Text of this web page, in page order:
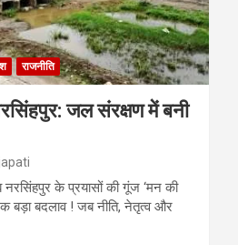
राजनीति
जल संरक्षण में बनी
के प्रयासों की गूंज ‘मन की
बड़ा बदलाव ! जब नीति, नेतृत्व और